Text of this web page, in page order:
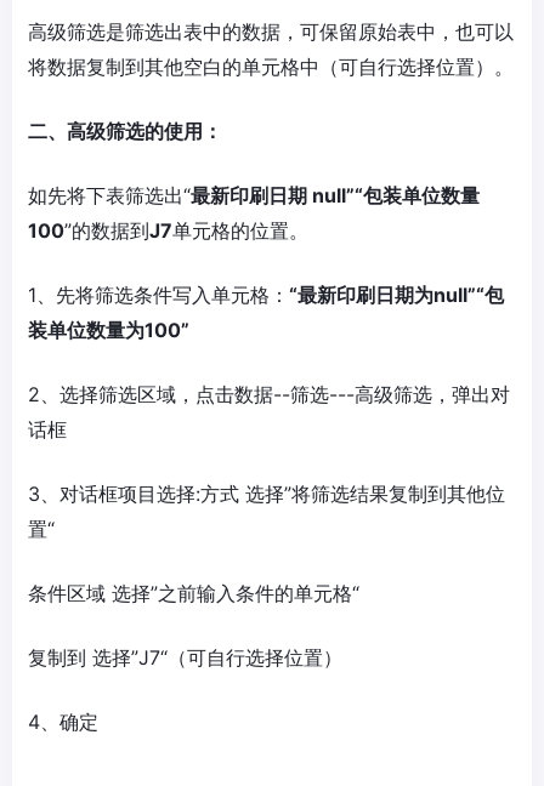
高级筛选是筛选出表中的数据，可保留原始表中，也可以
将数据复制到其他空白的单元格中（可自行选择位置）。
二、高级筛选的使用：
如先将下表筛选出“最新印刷日期 null”“包装单位数量
100”的数据到J7单元格的位置。
1、先将筛选条件写入单元格： “最新印刷日期为null”“包
装单位数量为100”
2、选择筛选区域，点击数据--筛选---高级筛选，弹出对
话框
3、对话框项目选择:方式 选择”将筛选结果复制到其他位
置“
条件区域 选择”之前输入条件的单元格“
复制到 选择”J7“（可自行选择位置）
4、确定